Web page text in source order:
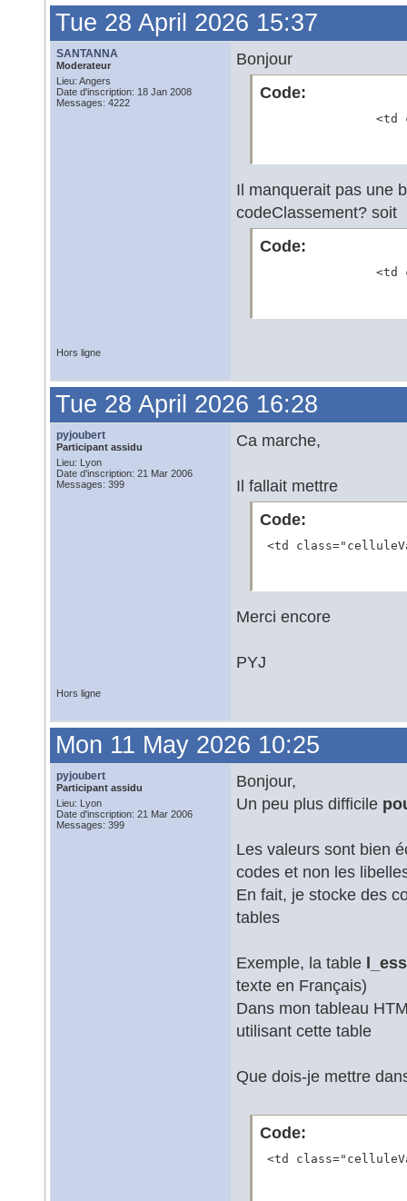
Tue 28 April 2026 15:37
SANTANNA
Moderateur
Lieu: Angers
Date d'inscription: 18 Jan 2008
Messages: 4222
Bonjour
Code:
<td
Il manquerait pas une
codeClassement? soit
Code:
<td
Hors ligne
Tue 28 April 2026 16:28
pyjoubert
Participant assidu
Lieu: Lyon
Date d'inscription: 21 Mar 2006
Messages: 399
Ca marche,
Il fallait mettre
Code:
<td
Merci encore
PYJ
Hors ligne
Mon 11 May 2026 10:25
pyjoubert
Participant assidu
Lieu: Lyon
Date d'inscription: 21 Mar 2006
Messages: 399
Bonjour,
Un peu plus difficile
Les valeurs sont bien
codes et non les
En fait, je stocke des
tables
Exemple, la table
texte en Français)
Dans mon tableau
utilisant cette table
Que dois-je mettre
Code:
<td